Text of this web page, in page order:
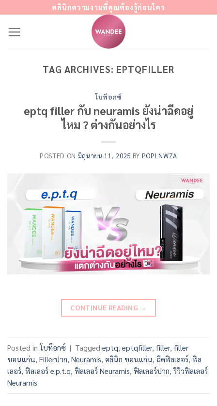
content
คลินิกความงามที่คุณต้องรู้ก่อนใคร
TAG ARCHIVES: EPTQFILLER
โบท็อกซ์
eptq filler กับ neuramis ยังน่าฉีดอยู่
ไหม ? ต่างกันอย่างไร
POSTED ON มิถุนายน 11, 2025 BY POPLNWZA
CONTINUE READING →
Posted inโบท็อกซ์ | Tagged eptq, eptqfiller, filler, filler
ขอนแก่น, Fillerปาก, Neuramis, คลินิก ขอนแก่น, ฉีดฟิลเลอร์, ฟิล
เลอร์, ฟิลเลอร์ e.p.t.q, ฟิลเลอร์ Neuramis, ฟิลเลอร์ปาก,รีวิวฟิลเลอร์
Neuramis